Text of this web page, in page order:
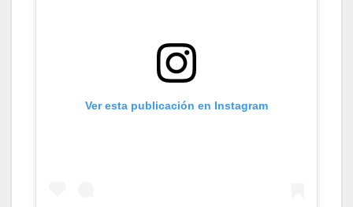
Ver esta publicación en Instagram